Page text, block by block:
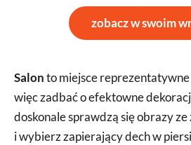
zobacz w swoim
Salonto miejsce
więc zadbać o efektowne
doskonale sprawdzą się obrazy
i wybierz zapierający dech w